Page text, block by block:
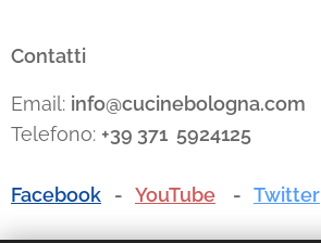
Contatti
Email: info@cucinebologna.com
Telefono: +39 371 5924125
Facebook - YouTube - Twitter